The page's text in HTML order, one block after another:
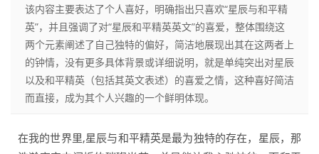
该内容主要表达了个人喜好，明确指出只喜欢“星辰与和平精
英”，并且强调了对“星辰和平精英英文”的喜爱，整体围绕这
两个元素阐述了自己独特的偏好，简洁地展现出其在这两者上
的钟情，没有更多具体背景或详细说明，就是单纯突出对星辰
以及和平精英（包括其英文表述）的喜爱之情，这种喜好简洁
而直接，成为其个人兴趣的一个鲜明体现。
在我的世界里,星辰与和平精英是最为独特的存在，星辰，那